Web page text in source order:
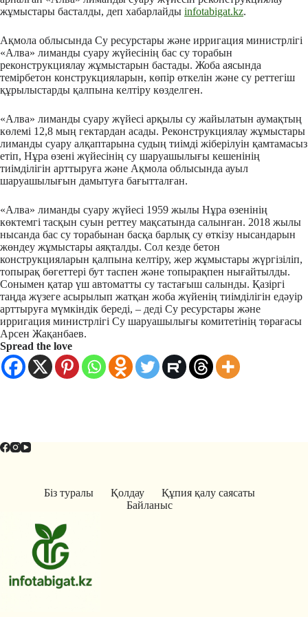
жұмыстары басталды, деп хабарлайды infotabigat.kz.
Ақмола облысында Су ресурстары және ирригация министрлігі
«Алва» лиманды суару жүйесінің бас су торабын
реконструкциялау жұмыстарын бастады. Жоба аясында
темірбетон конструкцияларын, көпір өткелін және су реттегіш
құрылыстарды қалпына келтіру көзделген.
«Алва» лиманды суару жүйесі арқылы су жайылатын аумақтың
көлемі 12,8 мың гектардан асады. Реконструкциялау жұмыстары
лиманды суару алқаптарына судың тиімді жіберілуін қамтамасыз
етіп, Нұра өзені жүйесінің су шаруашылығы кешенінің
тиімділігін арттыруға және Ақмола облысында ауыл
шаруашылығын дамытуға бағытталған.
«Алва» лиманды суару жүйесі 1959 жылы Нұра өзенінің
көктемгі тасқын суын реттеу мақсатында салынған. 2018 жылы
нысанда бас су торабынан басқа барлық су өткізу нысандарын
жөндеу жұмыстары аяқталды. Сол кезде бетон
конструкцияларын қалпына келтіру, жер жұмыстары жүргізіліп,
топырақ бөгеттері бут таспен және топырақпен нығайтылды.
Сонымен қатар үш автоматты су тастағыш салынды. Қазіргі
таңда жүзеге асырылып жатқан жоба жүйенің тиімділігін едәуір
арттыруға мүмкіндік береді, – деді Су ресурстары және
ирригация министрлігі Су шаруашылығы комитетінің төрағасы
Арсен Жақанбаев.
Spread the love
Біз туралы Қолдау
Құпия қалу саясаты
Байланыс